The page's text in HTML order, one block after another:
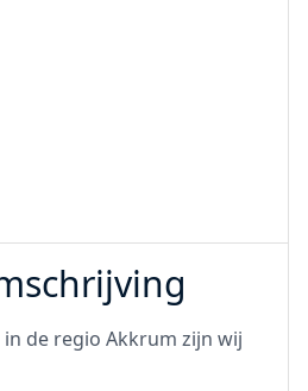
in de regio Akkrum zijn wij